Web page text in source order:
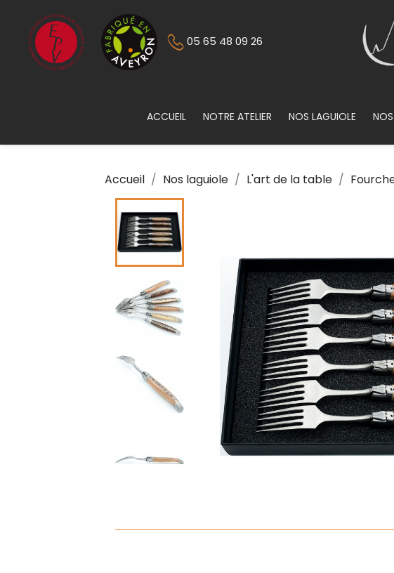
05 65 48 09 26
ACCUEIL NOTRE ATELIER NOS LAGUIOLE
Accueil Nos laguiole L'art de la table